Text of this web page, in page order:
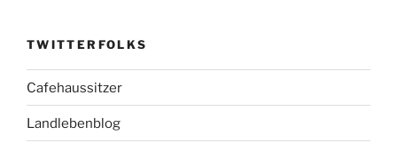
TWITTERFOLKS
Cafehaussitzer
Landlebenblog